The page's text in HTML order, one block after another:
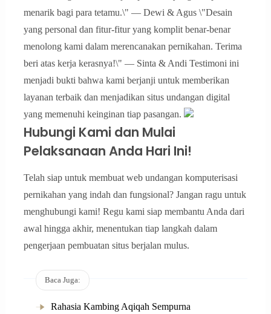
menarik bagi para tetamu.\" — Dewi & Agus \"Desain
yang personal dan fitur-fitur yang komplit benar-benar
menolong kami dalam merencanakan pernikahan. Terima
beri atas kerja kerasnya!\" — Sinta & Andi Testimoni ini
menjadi bukti bahwa kami berjanji untuk memberikan
layanan terbaik dan menjadikan situs undangan digital
yang memenuhi keinginan tiap pasangan.
Hubungi Kami dan Mulai
Pelaksanaan Anda Hari Ini!
Telah siap untuk membuat web undangan komputerisasi
pernikahan yang indah dan fungsional? Jangan ragu untuk
menghubungi kami! Regu kami siap membantu Anda dari
awal hingga akhir, menentukan tiap langkah dalam
pengerjaan pembuatan situs berjalan mulus.
Baca Juga:
Rahasia Kambing Aqiqah Sempurna